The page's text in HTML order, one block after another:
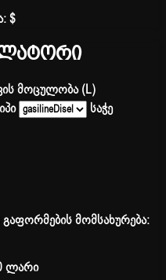
$
მოცულობა (L)
საჭე
მომსახურება:
ლარი